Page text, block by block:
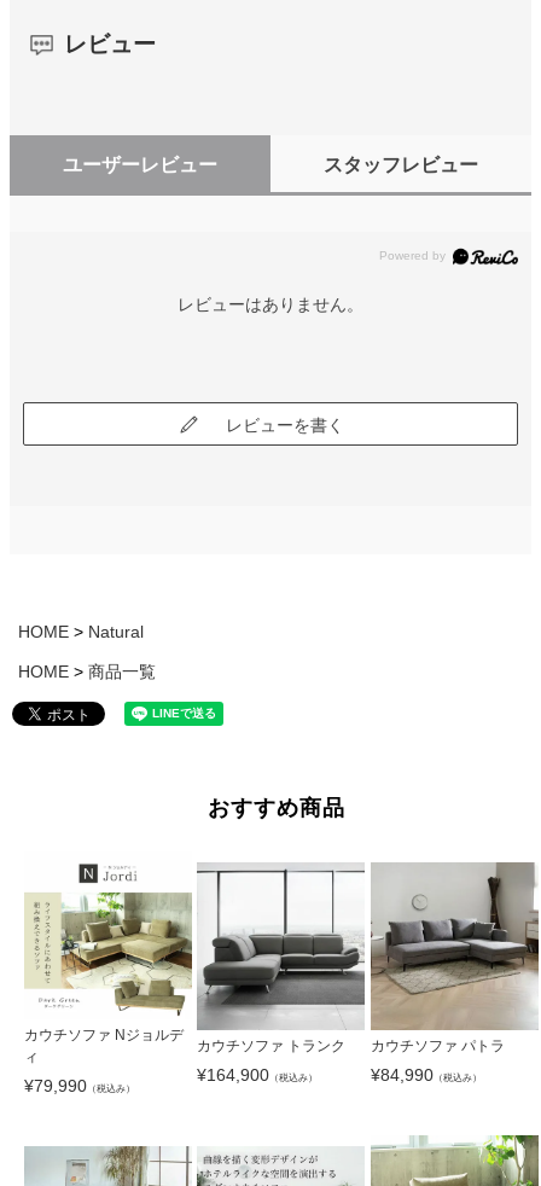
レビュー
ユーザーレビュー スタッフレビュー
レビューはありません。
レビューを書く
HOME Natural
HOME 商品一覧
おすすめ商品
カウチソファ Nジョルデ
ィ
¥79,990 （税込み）
カウチソファ トランク
¥164,900 （税込み）
カウチソファ パトラ
¥84,990（税込み）